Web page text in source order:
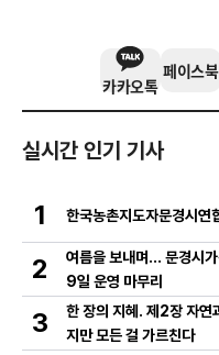
카카오톡
페이스북
실시간 인기 기사
1 한국농촌지도자문경시연
2
여름을 보내며… 문경시
9일 운영 마무리
3
한 장의 지혜. 제2장 자연
지만 모든 걸 가르친다